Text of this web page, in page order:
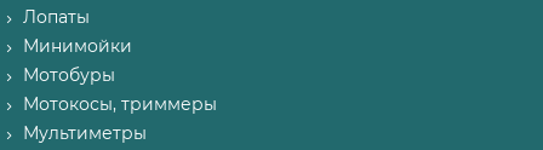
Лопаты
Минимойки
Мотобуры
Мотокосы, триммеры
Мультиметры